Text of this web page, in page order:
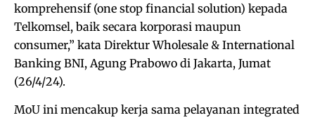
komprehensif (one stop financial solution) kepada
Telkomsel, baik secara korporasi maupun
consumer,” kata Direktur Wholesale & International
Banking BNI, Agung Prabowo di Jakarta, Jumat
(26/4/24).
MoU ini mencakup kerja sama pelayanan integrated